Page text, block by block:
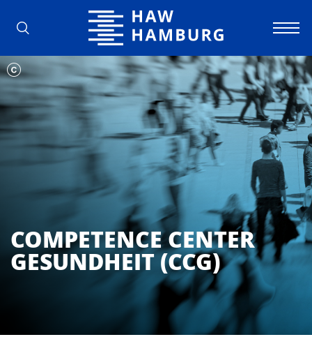
Hochschule für Angewandte
COMPETENCE CENTER
GESUNDHEIT (CCG)